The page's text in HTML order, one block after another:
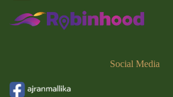
Social Media